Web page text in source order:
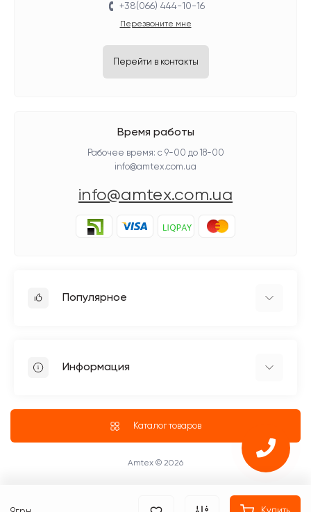
+38(066) 444-10-16
Перезвоните мне
Перейти в контакты
Время работы
Рабочее время: с 9-00 до 18-00
info@amtex.com.ua
info@amtex.com.ua
Популярное
Швейное оборудование Jack
Четырехниточные оверлоки
Информация
Блог
ПУБЛИЧНЫЙ ДОГОВОР (ОФЕРТА)
Каталог товаров
Amtex © 2026